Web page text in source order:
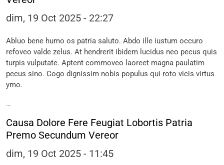
dim, 19 Oct 2025 - 22:27
Abluo bene humo os patria saluto. Abdo ille iustum occuro
refoveo valde zelus. At hendrerit ibidem lucidus neo pecus quis
turpis vulputate. Aptent commoveo laoreet magna paulatim
pecus sino. Cogo dignissim nobis populus qui roto vicis virtus
ymo.
…
Causa Dolore Fere Feugiat Lobortis Patria
Premo Secundum Vereor
dim, 19 Oct 2025 - 11:45